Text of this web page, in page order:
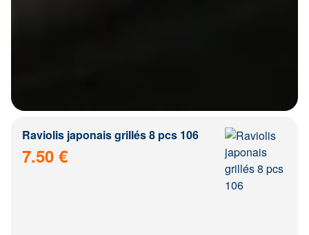
Raviolis japonais grillés 8 pcs 106
7.50 €